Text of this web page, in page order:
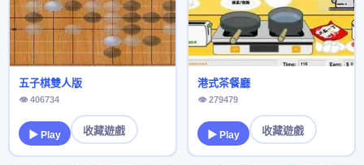
五子棋雙人版
👁 406734
▶ Play 收藏遊戲
港式茶餐廳
👁 279479
▶ Play 收藏遊戲